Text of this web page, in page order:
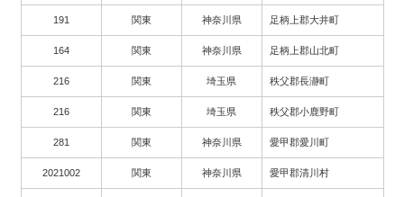
191 関東 神奈川県 足柄上郡大井町
164 関東 神奈川県 足柄上郡山北町
216 関東 埼玉県 秩父郡長瀞町
216 関東 埼玉県 秩父郡小鹿野町
281 関東 神奈川県 愛甲郡愛川町
2021002 関東 神奈川県 愛甲郡清川村